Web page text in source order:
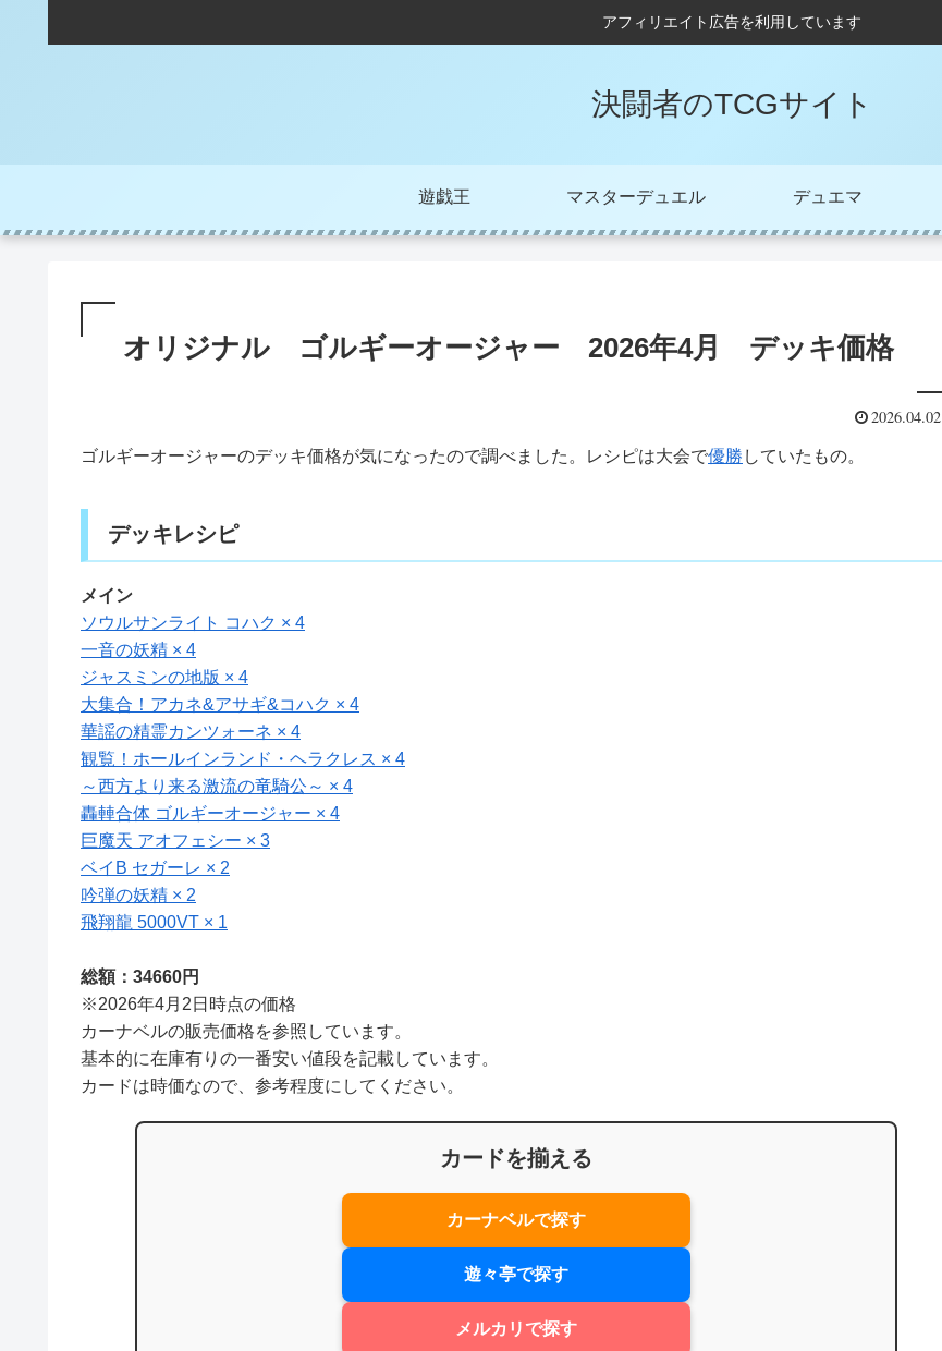
アフィリエイト広告を利用しています
決闘者のTCGサイト
遊戯王 マスターデュエル デュエマ
オリジナル ゴルギーオージャー 2026年4月 デッキ価格
2026.04.02
ゴルギーオージャーのデッキ価格が気になったので調べました。レシピは大会で優勝 していたもの。
デッキレシピ
メイン
ソウルサンライト コハク × 4
一音の妖精 × 4
ジャスミンの地版 × 4
大集合！アカネ&アサギ&コハク × 4
華謡の精霊カンツォーネ × 4
観覧！ホールインランド・ヘラクレス × 4
～西方より来る激流の竜騎公～ × 4
轟䡛合体 ゴルギーオージャー × 4
巨魔天 アオフェシー × 3
ベイB セガーレ × 2
吟弾の妖精 × 2
飛翔龍 5000VT × 1
総額：34660円
※2026年4月2日時点の価格
カーナベルの販売価格を参照しています。
基本的に在庫有りの一番安い値段を記載しています。
カードは時価なので、参考程度にしてください。
カードを揃える
カーナベルで探す
遊々亭で探す
メルカリで探す